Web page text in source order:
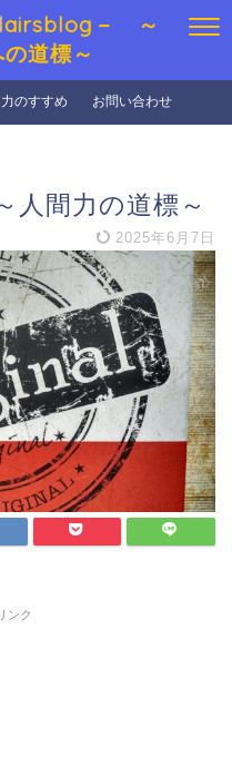
－ ～
道標～
のすすめ お問い合わせ
間力の道標～
2025年6月7日
ンク